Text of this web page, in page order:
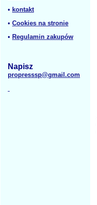
• kontakt
• Cookies na stronie
• Regulamin zakupów
Napisz
propresssp@gmail.com